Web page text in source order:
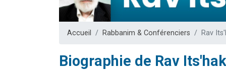
Dovan vient
2 personnes
Malgorzata
Accueil Rabbanim & Conférenciers Rav
Biographie de Rav